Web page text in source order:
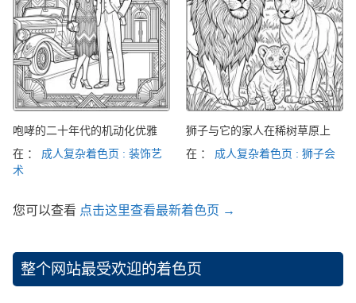
咆哮的二十年代的机动化优雅
在 ： 成人复杂着色页 : 装饰艺
术
狮子与它的家人在稀树草原上
在 ： 成人复杂着色页 : 狮子会
您可以查看 点击这里查看最新着色页 →
整个网站最受欢迎的着色页